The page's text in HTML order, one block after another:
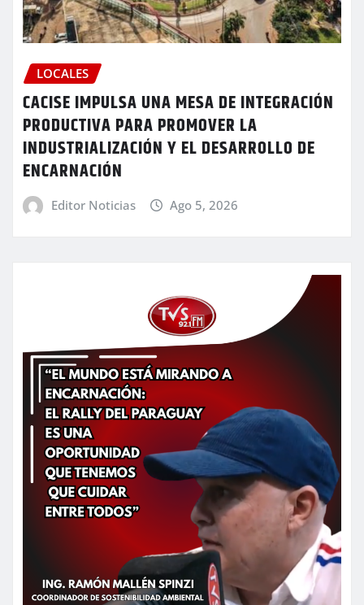
LOCALES
CACISE IMPULSA UNA MESA DE INTEGRACIÓN
PRODUCTIVA PARA PROMOVER LA
INDUSTRIALIZACIÓN Y EL DESARROLLO DE
ENCARNACIÓN
Editor Noticias Ago 5, 2026